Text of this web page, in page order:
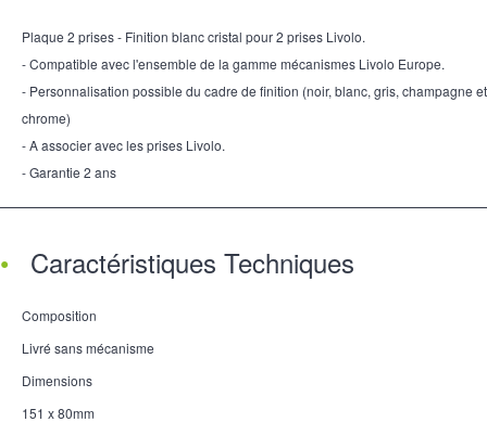
Plaque 2 prises - Finition blanc cristal pour 2 prises Livolo.
- Compatible avec l'ensemble de la gamme mécanismes Livolo Europe.
- Personnalisation possible du cadre de finition (noir, blanc, gris, champagne et
chrome)
- A associer avec les prises Livolo.
- Garantie 2 ans
Caractéristiques Techniques
Composition
Livré sans mécanisme
Dimensions
151 x 80mm